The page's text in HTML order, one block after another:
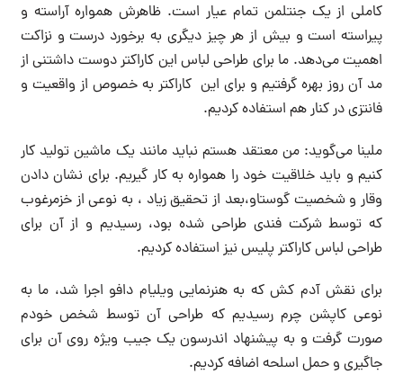
کاملی از یک جنتلمن تمام عیار است. ظاهرش همواره آراسته و
پیراسته است و بیش از هر چیز دیگری به برخورد درست و نزاکت
اهمیت می‌دهد. ما برای طراحی لباس این کاراکتر دوست داشتنی از
مد آن روز بهره گرفتیم و برای این کاراکتر به خصوص از واقعیت و
فانتزی در کنار هم استفاده کردیم.
ملینا می‌گوید: من معتقد هستم نباید مانند یک ماشین تولید کار
کنیم و باید خلاقیت خود را همواره به کار گیریم. برای نشان دادن
وقار و شخصیت گوستاو،بعد از تحقیق زیاد ، به نوعی از خزمرغوب
که توسط شرکت فندی طراحی شده بود، رسیدیم و از آن برای
طراحی لباس کاراکتر پلیس نیز استفاده کردیم.
برای نقش آدم کش که به هنرنمایی ویلیام دافو اجرا شد، ما به
نوعی کاپشن چرم رسیدیم که طراحی آن توسط شخص خودم
صورت گرفت و به پیشنهاد اندرسون یک جیب ویژه روی آن برای
جاگیری و حمل اسلحه اضافه کردیم.